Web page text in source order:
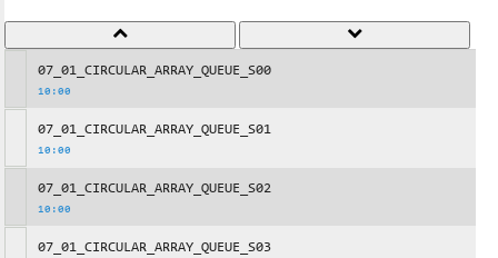
07_01_CIRCULAR_ARRAY_QUEUE_S00
10:00
07_01_CIRCULAR_ARRAY_QUEUE_S01
10:00
07_01_CIRCULAR_ARRAY_QUEUE_S02
10:00
07_01_CIRCULAR_ARRAY_QUEUE_S03